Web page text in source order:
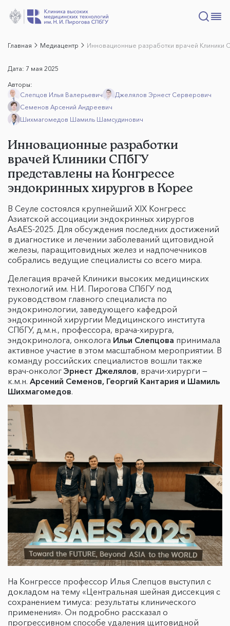
Главная Медиацентр Инновационные разработки врачей Клиники
Дата: 7 мая 2025
Авторы:
Слепцов Илья Валерьевич
Джелялов Эрнест Серверович
Семенов Арсений Андреевич
Шихмагомедов Шамиль Шамсудинович
Инновационные разработки
врачей Клиники СПбГУ
представлены на Конгрессе
эндокринных хирургов в Корее
В Сеуле состоялся крупнейший XIX Конгресс
Азиатской ассоциации эндокринных хирургов
AsAES-2025. Для обсуждения последних достижений
в диагностике и лечении заболеваний щитовидной
железы, паращитовидных желез и надпочечников
собрались ведущие специалисты со всего мира.
Делегация врачей Клиники высоких медицинских
технологий им. Н.И. Пирогова СПбГУ под
руководством главного специалиста по
эндокринологии, заведующего кафедрой
эндокринной хирургии Медицинского института
СПбГУ, д.м.н., профессора, врача-хирурга,
эндокринолога, онколога Ильи Слепцова принимала
активное участие в этом масштабном мероприятии. В
команду российских специалистов вошли также
врач-онколог Эрнест Джелялов, врачи-хирурги —
к.м.н. Арсений Семенов, Георгий Кантария и Шамиль
Шихмагомедов.
На Конгрессе профессор Илья Слепцов выступил с
докладом на тему «Центральная шейная диссекция с
сохранением тимуса: результаты клинического
применения». Он подробно рассказал о
прогрессивном способе удаления щитовидной